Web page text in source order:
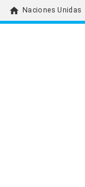
home Naciones Unidas